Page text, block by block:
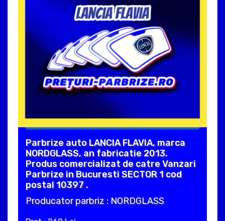
Parbrize auto LANCIA FLAVIA, marca
NORDGLASS, an fabricatie 2013.
Produs comercializat de catre Vanzari
Parbrize in Bucuresti SECTOR 1 cod
postal 10397 .
Producator parbriz : NORDGLASS